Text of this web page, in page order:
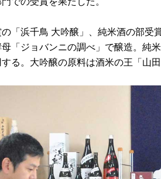
「浜千鳥 大吟醸」、純米酒の部受
「ジョバンニの調べ」で醸造。純
する。大吟醸の原料は酒米の王「山田